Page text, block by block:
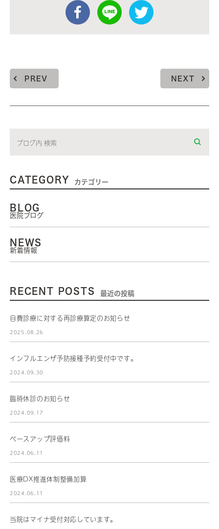
PREV NEXT
CATEGORY カテゴリー
BLOG
医院ブログ
NEWS
新着情報
RECENT POSTS 最近の投稿
自費診療に対する再診療算定のお知らせ
2025.08.26
インフルエンザ予防接種予約受付中です。
2024.09.30
臨時休診のお知らせ
2024.09.17
ベースアップ評価料
2024.06.11
医療DX推進体制整備加算
2024.06.11
当院はマイナ受付対応しています。